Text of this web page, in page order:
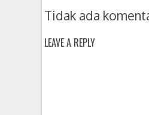
Tidak ada
LEAVE A REPLY